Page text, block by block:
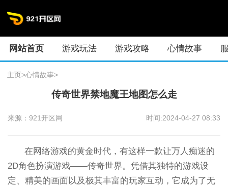
网站首页 游戏玩法 游戏攻略 心情故事
主页>心情故事>
传奇世界禁地魔王地图怎么走
来源：921开区网 时间:2024-04-27 08:33
在网络游戏的黄金时代，有这样一款让万人痴迷的
2D角色扮演游戏——传奇世界。凭借其独特的游戏设
定、精美的画面以及极其丰富的玩家互动，它成为了无